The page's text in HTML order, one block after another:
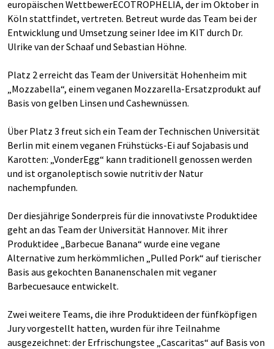
europäischen WettbewerECOTROPHELIA, der im Oktober in
Köln stattfindet, vertreten. Betreut wurde das Team bei der
Entwicklung und Umsetzung seiner Idee im KIT durch Dr.
Ulrike van der Schaaf und Sebastian Höhne.
Platz 2 erreicht das Team der Universität Hohenheim mit
„Mozzabella“, einem veganen Mozzarella-Ersatzprodukt auf
Basis von gelben Linsen und Cashewnüssen.
Über Platz 3 freut sich ein Team der Technischen Universität
Berlin mit einem veganen Frühstücks-Ei auf Sojabasis und
Karotten: „VonderEgg“ kann traditionell genossen werden
und ist organoleptisch sowie nutritiv der Natur
nachempfunden.
Der diesjährige Sonderpreis für die innovativste Produktidee
geht an das Team der Universität Hannover. Mit ihrer
Produktidee „Barbecue Banana“ wurde eine vegane
Alternative zum herkömmlichen „Pulled Pork“ auf tierischer
Basis aus gekochten Bananenschalen mit veganer
Barbecuesauce entwickelt.
Zwei weitere Teams, die ihre Produktideen der fünfköpfigen
Jury vorgestellt hatten, wurden für ihre Teilnahme
ausgezeichnet: der Erfrischungstee „Cascaritas“ auf Basis von